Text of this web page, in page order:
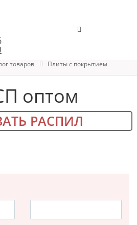
товаров
Плиты с покрытием
оптом
РАСПИЛ